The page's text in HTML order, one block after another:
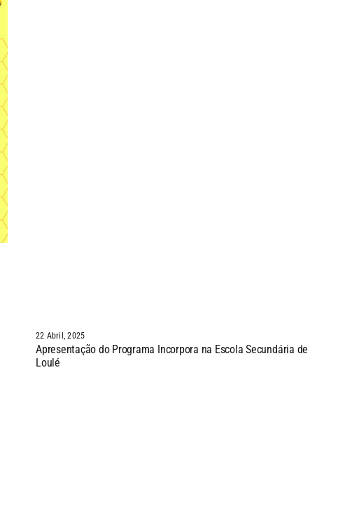
22 Abril, 2025
Apresentação do Programa Incorpora na Escola Secundária de
Loulé